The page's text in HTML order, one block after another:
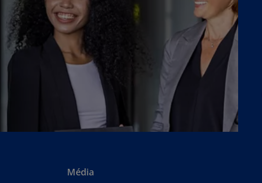
Média